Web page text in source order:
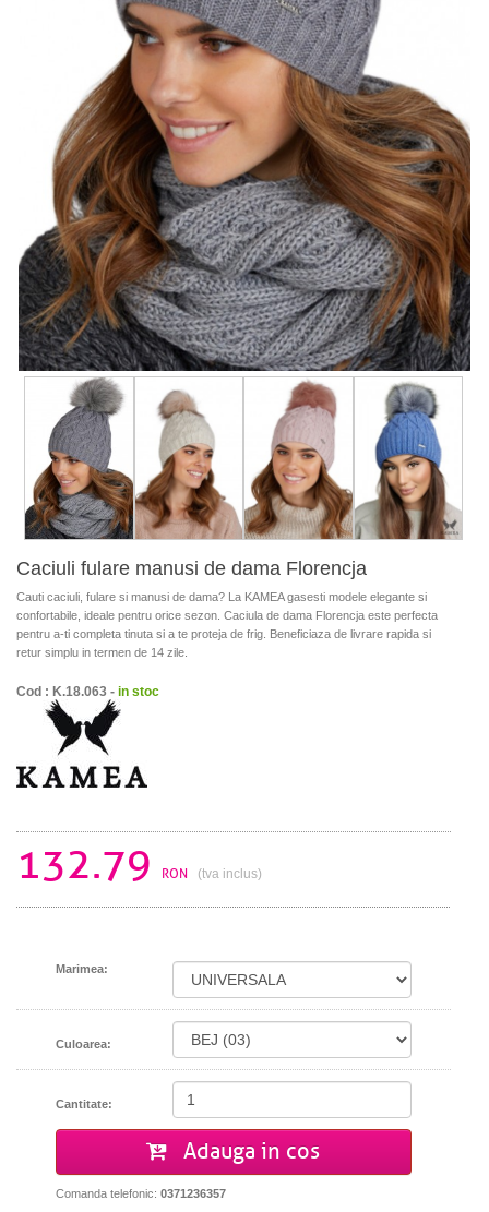
Caciuli fulare manusi de dama Florencja
Cauti caciuli, fulare si manusi de dama? La KAMEA gasesti modele elegante si
confortabile, ideale pentru orice sezon. Caciula de dama Florencja este perfecta
pentru a-ti completa tinuta si a te proteja de frig. Beneficiaza de livrare rapida si
retur simplu in termen de 14 zile.
Cod : K.18.063 - in stoc
132.79 RON (tva inclus)
Marimea:
Culoarea:
Cantitate:
Adauga in cos
Comanda telefonic: 0371236357